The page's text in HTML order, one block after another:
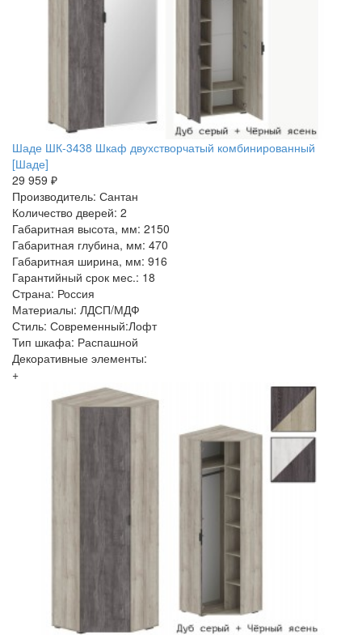
Шаде ШК-3438 Шкаф двухстворчатый комбинированный
[Шаде]
29 959 ₽
Производитель: Сантан
Количество дверей: 2
Габаритная высота, мм: 2150
Габаритная глубина, мм: 470
Габаритная ширина, мм: 916
Гарантийный срок мес.: 18
Страна: Россия
Материалы: ЛДСП/МДФ
Стиль: Современный:Лофт
Тип шкафа: Распашной
Декоративные элементы:
+